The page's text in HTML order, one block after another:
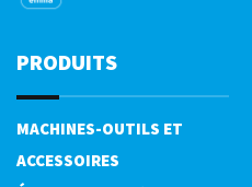
PRODUITS
MACHINES-OUTILS ET
ACCESSOIRES